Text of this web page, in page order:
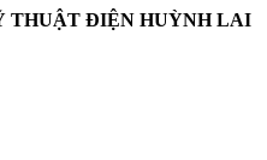
THUẬT ĐIỆN HUỲNH LAI